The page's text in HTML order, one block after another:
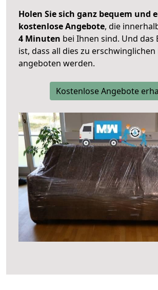
Holen Sie sich ganz bequem und
kostenlose Angebote, die
4 Minuten bei Ihnen sind. Und das
ist, dass all dies zu erschwinglichen
angeboten werden.
Kostenlose Angebote